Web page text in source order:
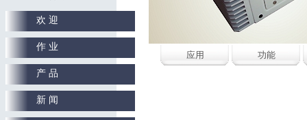
应用 功能
欢 迎
作 业
产 品
新 闻